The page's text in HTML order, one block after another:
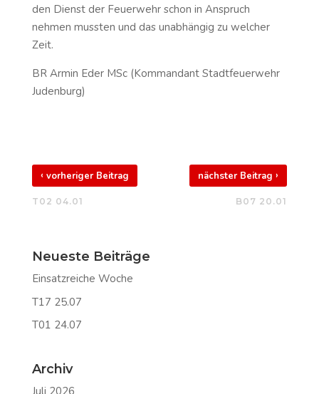
den Dienst der Feuerwehr schon in Anspruch
nehmen mussten und das unabhängig zu welcher
Zeit.
BR Armin Eder MSc (Kommandant Stadtfeuerwehr
Judenburg)
‹ vorheriger Beitrag
T02 04.01
nächster Beitrag›
B07 20.01
Neueste Beiträge
Einsatzreiche Woche
T17 25.07
T01 24.07
Archiv